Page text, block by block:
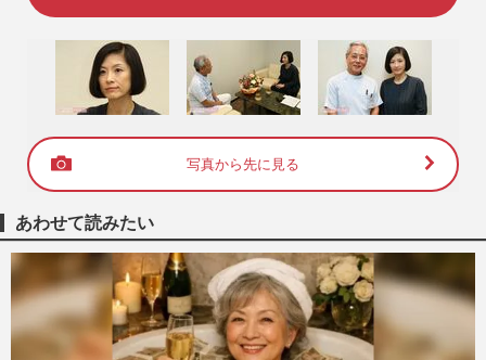
写真から先に見る
あわせて読みたい